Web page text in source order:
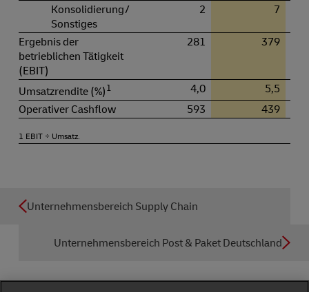
Konsolidierung /
Sonstiges
2 7
Ergebnis der
betrieblichen Tätigkeit
(EBIT)
281 379
Umsatzrendite (%)1 4,0
5,5
Operativer Cashflow
593 439
1 EBIT ÷ Umsatz.
Unternehmensbereich Supply Chain
Unternehmensbereich Post & Paket Deutschland